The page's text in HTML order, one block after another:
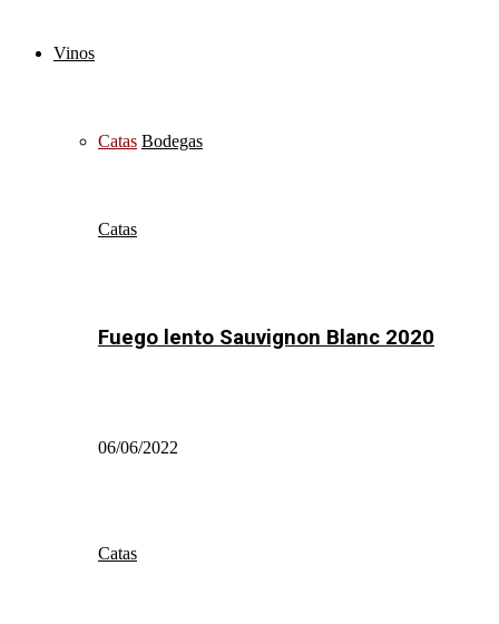
Vinos
Catas Bodegas
Catas
Fuego lento Sauvignon Blanc 2020
06/06/2022
Catas